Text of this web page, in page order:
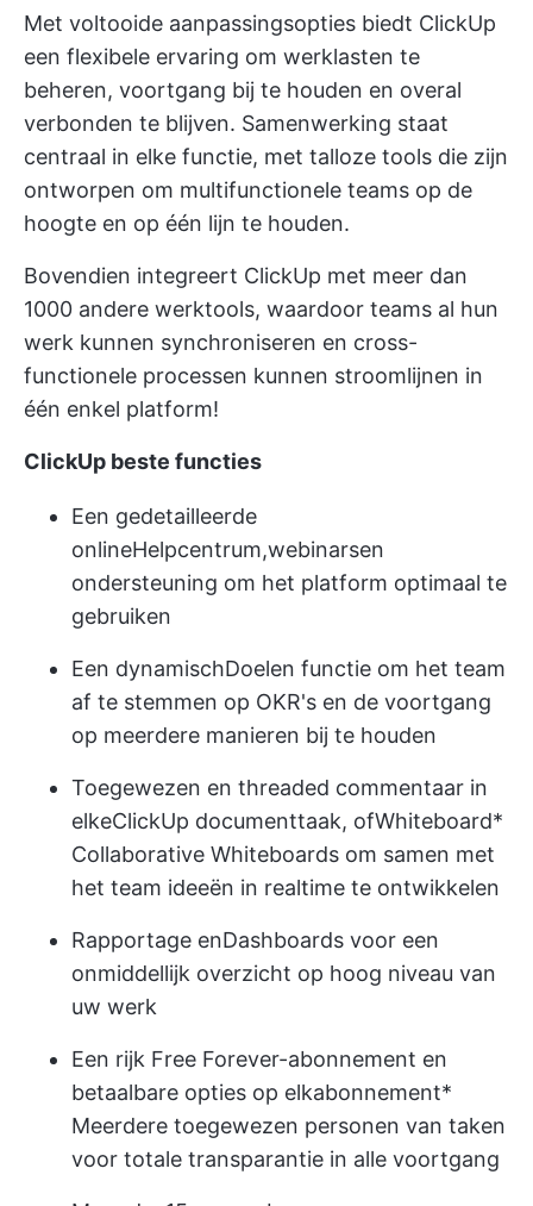
Met voltooide aanpassingsopties biedt ClickUp
een flexibele ervaring om werklasten te
beheren, voortgang bij te houden en overal
verbonden te blijven. Samenwerking staat
centraal in elke functie, met talloze tools die zijn
ontworpen om multifunctionele teams op de
hoogte en op één lijn te houden.
Bovendien integreert ClickUp met meer dan
1000 andere werktools, waardoor teams al hun
werk kunnen synchroniseren en cross-
functionele processen kunnen stroomlijnen in
één enkel platform!
ClickUp beste functies
Een gedetailleerde
onlineHelpcentrum,webinarsen
ondersteuning om het platform optimaal te
gebruiken
Een dynamischDoelen functie om het team
af te stemmen op OKR's en de voortgang
op meerdere manieren bij te houden
Toegewezen en threaded commentaar in
elkeClickUp documenttaak, ofWhiteboard*
Collaborative Whiteboards om samen met
het team ideeën in realtime te ontwikkelen
Rapportage enDashboards voor een
onmiddellijk overzicht op hoog niveau van
uw werk
Een rijk Free Forever-abonnement en
betaalbare opties op elkabonnement*
Meerdere toegewezen personen van taken
voor totale transparantie in alle voortgang